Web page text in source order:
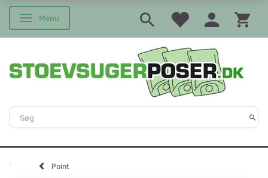
Skifte navigation
Menu
Point